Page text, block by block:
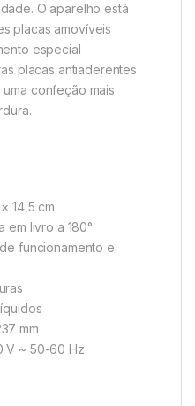
O aparelho está
placas amovíveis
especial
placas antiaderentes
confeção mais
14,5 cm
livro a 180°
funcionamento e
mm
V ~ 50-60 Hz